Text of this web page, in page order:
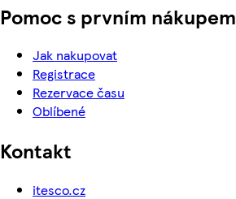
Pomoc s prvním nákupem
Jak nakupovat
Registrace
Rezervace času
Oblíbené
Kontakt
itesco.cz